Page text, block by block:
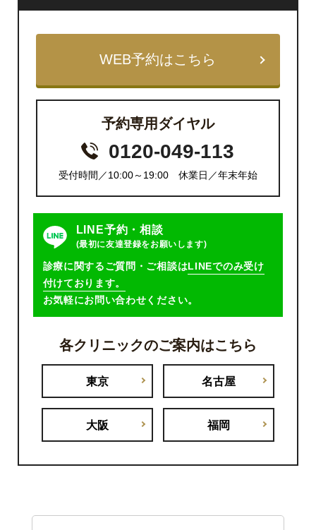
WEB予約はこちら
予約専用ダイヤル
0120-049-113
受付時間／10:00～19:00 休業日／年末年始
診療に関するご質問・ご相談はLINEでのみ受け
付けております。
お気軽にお問い合わせください。
LINE予約・相談
(最初に友達登録をお願いします)
各クリニックのご案内はこちら
東京 名古屋
大阪 福岡